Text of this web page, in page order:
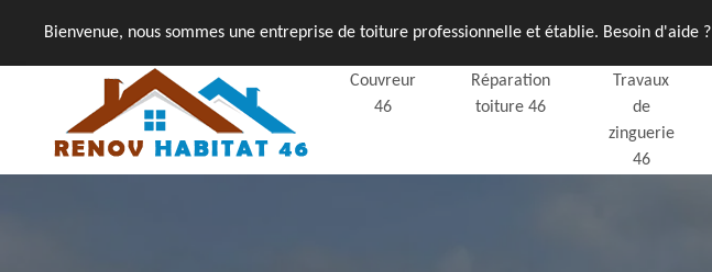
Bienvenue, nous sommes une entreprise de toiture professionnelle et établie. Besoin d'aide ?
Couvreur
46
Réparation
toiture 46
Travaux
de
zinguerie
46